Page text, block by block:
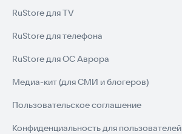
RuStore для TV
RuStore для телефона
RuStore для ОС Аврора
Медиа-кит (для СМИ и блогеров)
Пользовательское соглашение
Конфиденциальность для пользователей